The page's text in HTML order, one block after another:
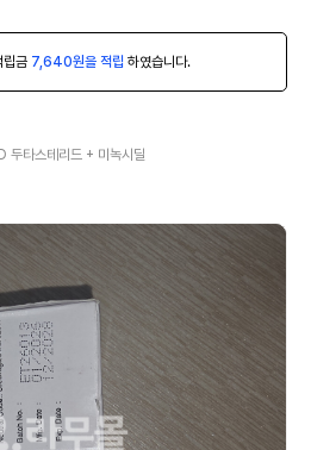
립금 7,640원을 적립 하였습니다.
타스테리드 + 미녹시딜